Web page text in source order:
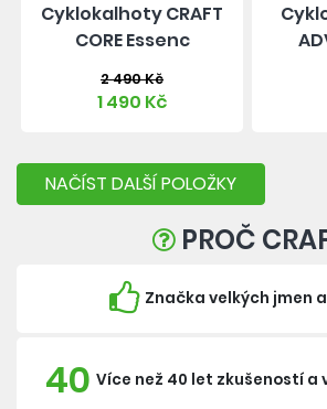
Cyklokalhoty CRAFT
CORE Essenc
2 490 Kč
1 490 Kč
NAČÍST DALŠÍ POLOŽKY
PROČ
Značka velkých jmen
40 Více než 40 let zkušeností a